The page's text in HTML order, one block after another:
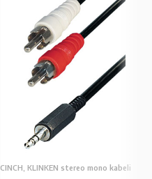
CINCH, KLINKEN stereo mono kabeli